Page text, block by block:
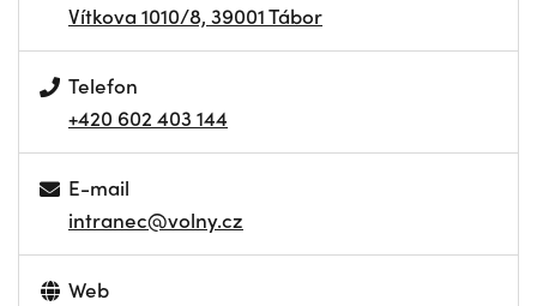
Vítkova 1010/8, 39001 Tábor
Telefon
+420 602 403 144
E-mail
intranec@volny.cz
Web